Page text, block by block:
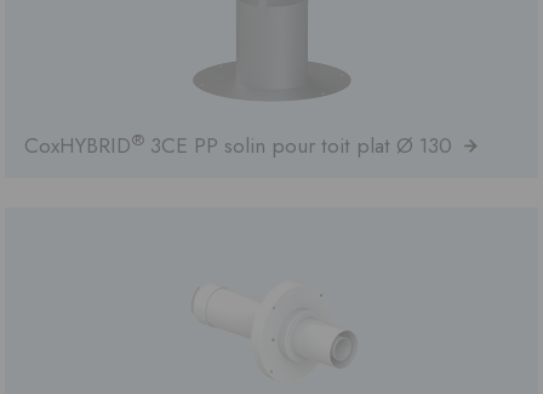
CoxHYBRID® 3CE PP solin pour toit plat Ø 130